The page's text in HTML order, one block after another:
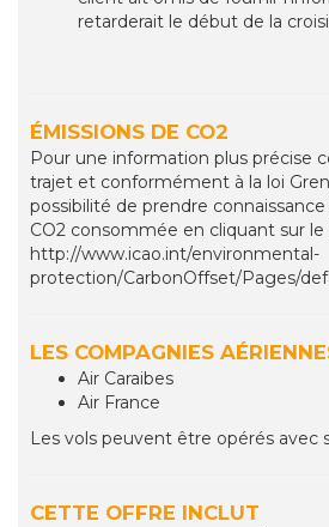
retarderait le début de la
ÉMISSIONS DE CO2
Pour une information plus précise
trajet et conformément à la loi
possibilité de prendre
CO2 consommée en cliquant sur le
http://www.icao.int/environmental-
protection/CarbonOffset/Pages/
LES COMPAGNIES
Air Caraibes
Air France
Les vols peuvent être opérés avec
CETTE OFFRE INCLUT